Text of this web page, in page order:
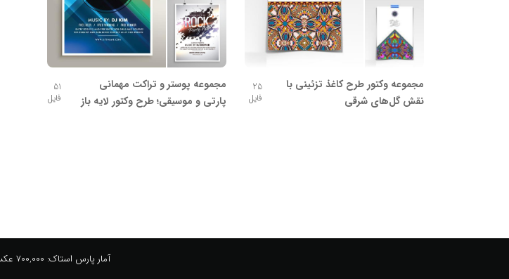
مجموعه وکتور طرح کاغذ تزئینی با
نقش گل‌های شرقی
25
فایل
مجموعه پوستر و تراکت مهمانی
پارتی و موسیقی؛ طرح وکتور لایه باز
51
فایل
آمار پارس استاک: